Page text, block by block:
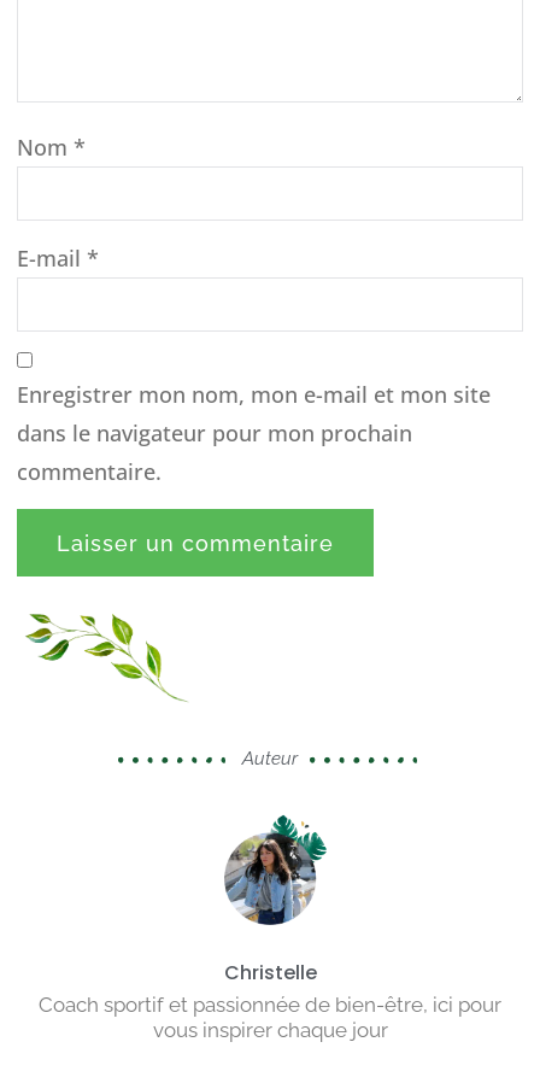
Nom *
E-mail *
Enregistrer mon nom, mon e-mail et mon site
dans le navigateur pour mon prochain
commentaire.
Auteur
Christelle
Coach sportif et passionnée de bien-être, ici pour
vous inspirer chaque jour